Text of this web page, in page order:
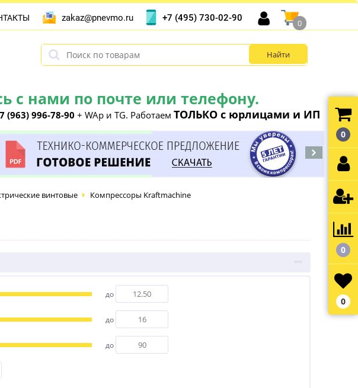
нами по почте или телефону.
(963) 996-78-90 + WAp и TG. Работаем ТОЛЬКО с юрлицами и ИП
zakaz@pnevmo.ru +7 (495) 730-02-90
0
винтовые Компрессоры Kraftmachine
до
до
до
0
0
0